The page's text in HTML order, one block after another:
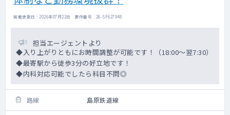
掲載更新日 : 2026年07月22日 案件番号 : 26-SF627948
担当エージェントより
◆入り上がりともにお時間調整が可能です！（18:00～翌7:30）
◆最寄駅から徒歩3分の好立地です！
◆内科対応可能でしたら科目不問◎
路線 島原鉄道線